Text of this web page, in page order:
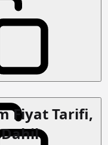
Fiyat Tarifi,